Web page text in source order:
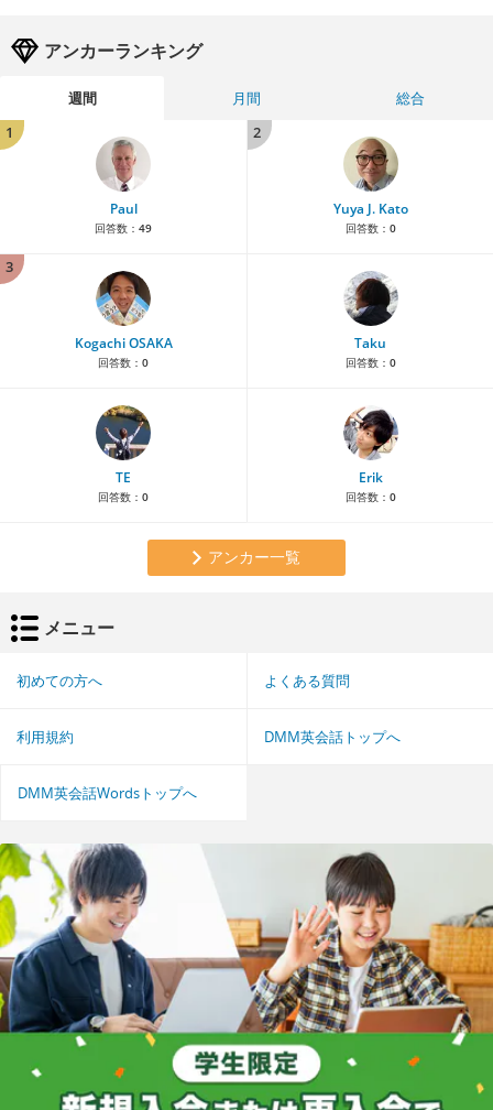
アンカーランキング
週間 月間
総合
1
Paul
回答数： 49
2
Yuya J. Kato
回答数： 0
3
Kogachi OSAKA
回答数： 0
Taku
回答数： 0
TE
回答数： 0
Erik
回答数： 0
アンカー一覧
メニュー
初めての方へ よくある質問
利用規約 DMM英会話トップへ
DMM英会話Wordsトップへ